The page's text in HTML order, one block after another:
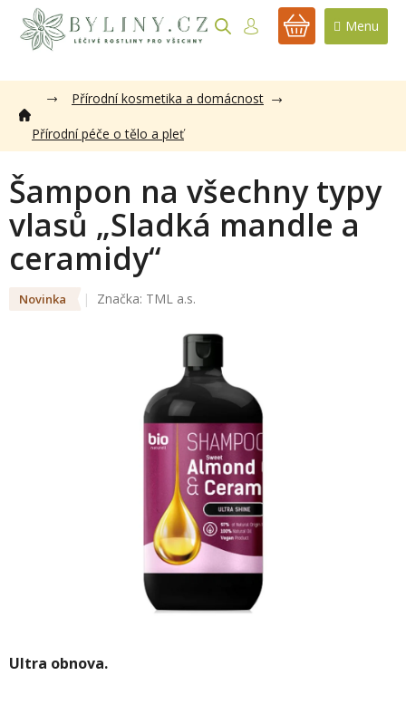
obsah
NÁKUPNÍ
Přírodní kosmetika a domácnost
Přírodní péče o tělo a pleť
Šampon na všechny typy
vlasů „Sladká mandle a
ceramidy“
Novinka Značka: TML a.s.
Ultra obnova.